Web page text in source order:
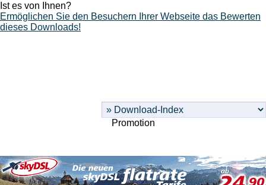
Ist es von Ihnen?
Ermöglichen Sie den Besuchern Ihrer Webseite das Bewerten
dieses Downloads!
Promotion